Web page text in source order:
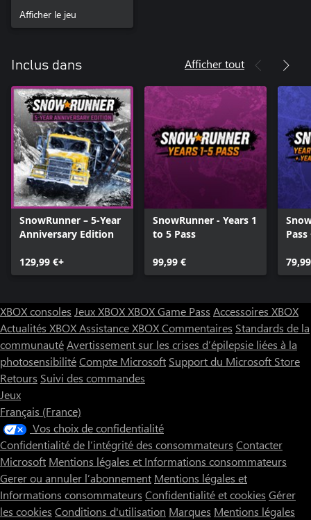
Afficher le jeu
Inclus dans Afficher tout
SnowRunner – 5-Year
Anniversary Edition
129,99 €+
SnowRunner - Years 1
to 5 Pass
99,99 €
Pass
Pass
XBOX consoles Jeux XBOXXBOX Game Pass Accessoires XBOX
Actualités XBOXAssistance XBOXCommentaires Standards de la
communautéAvertissement sur les crises d’épilepsie liées à la
photosensibilitéCompte Microsoft Support du Microsoft Store
Retours Suivi des commandes
Jeux
Français (France)
Vos choix de confidentialité
Confidentialité de l’intégrité des consommateurs Contacter
Microsoft Mentions légales et Informations consommateurs
Gerer ou annuler l’abonnement Mentions légales et
Informations consommateurs Confidentialité et cookies Gérer
les cookies Conditions d'utilisation Marques Mentions légales